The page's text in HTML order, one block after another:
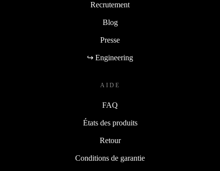
Recrutement
Blog
Presse
↪ Engineering
AIDE
FAQ
États des produits
Retour
Conditions de garantie